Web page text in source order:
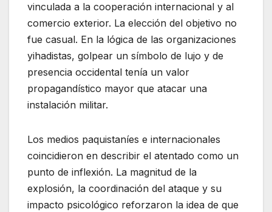
vinculada a la cooperación internacional y al
comercio exterior. La elección del objetivo no
fue casual. En la lógica de las organizaciones
yihadistas, golpear un símbolo de lujo y de
presencia occidental tenía un valor
propagandístico mayor que atacar una
instalación militar.
Los medios paquistaníes e internacionales
coincidieron en describir el atentado como un
punto de inflexión. La magnitud de la
explosión, la coordinación del ataque y su
impacto psicológico reforzaron la idea de que